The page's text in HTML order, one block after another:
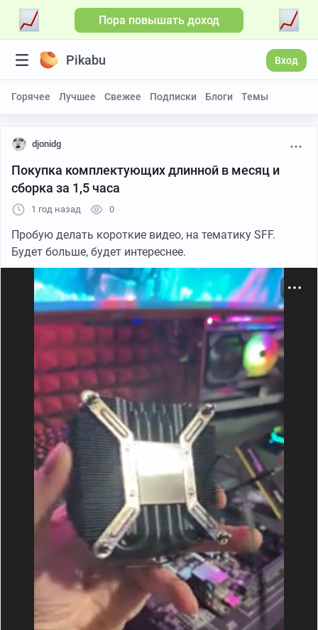
Пора повышать доход
Pikabu Вход
Горячее Лучшее Свежее Подписки Блоги Темы
djonidg
Покупка комплектующих длинной в месяц и
сборка за 1,5 часа
1 год назад 0
Пробую делать короткие видео, на тематику SFF.
Будет больше, будет интереснее.
Больше видео